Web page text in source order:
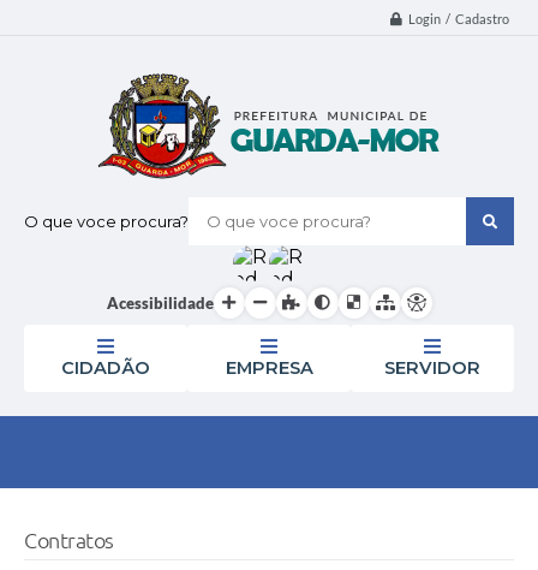
Login / Cadastro
O que voce procura?
Acessibilidade
CIDADÃO EMPRESA SERVIDOR
Contratos